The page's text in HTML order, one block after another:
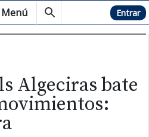
Menú Hemeroteca Entrar
Algeciras bate